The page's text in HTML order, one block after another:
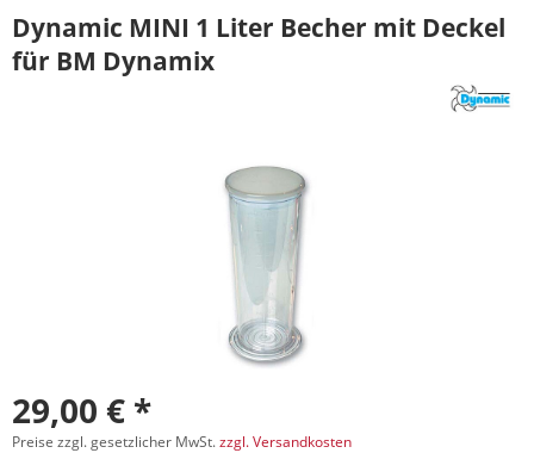
Dynamic MINI 1 Liter Becher mit Deckel
für BM Dynamix
29,00 € *
Preise zzgl. gesetzlicher MwSt.zzgl. Versandkosten